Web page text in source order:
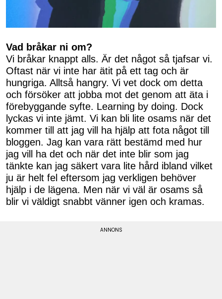
Vad bråkar ni om?
Vi bråkar knappt alls. Är det något så tjafsar vi.
Oftast när vi inte har ätit på ett tag och är
hungriga. Alltså hangry. Vi vet dock om detta
och försöker att jobba mot det genom att äta i
förebyggande syfte. Learning by doing. Dock
lyckas vi inte jämt. Vi kan bli lite osams när det
kommer till att jag vill ha hjälp att fota något till
bloggen. Jag kan vara rätt bestämd med hur
jag vill ha det och när det inte blir som jag
tänkte kan jag säkert vara lite hård ibland vilket
ju är helt fel eftersom jag verkligen behöver
hjälp i de lägena. Men när vi väl är osams så
blir vi väldigt snabbt vänner igen och kramas.